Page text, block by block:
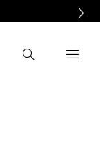
Ricerca